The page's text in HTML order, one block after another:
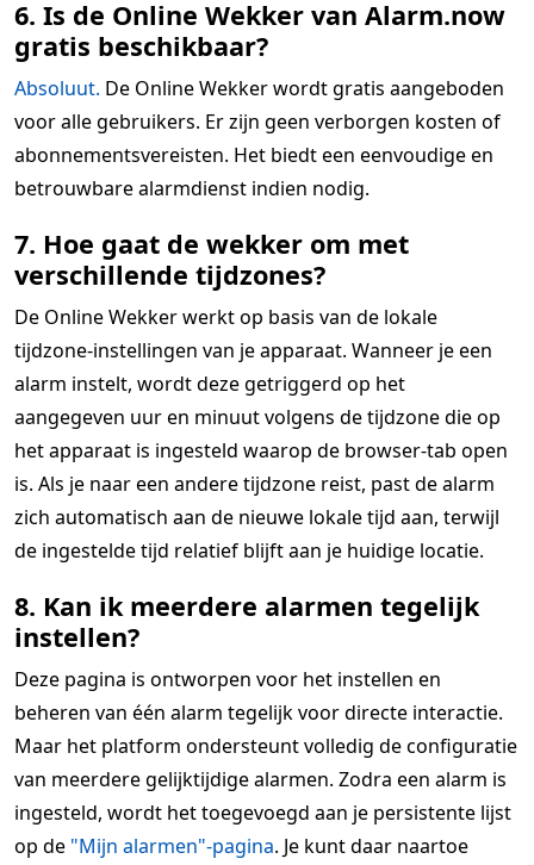
6. Is de Online Wekker van Alarm.now
gratis beschikbaar?
Absoluut. De Online Wekker wordt gratis aangeboden
voor alle gebruikers. Er zijn geen verborgen kosten of
abonnementsvereisten. Het biedt een eenvoudige en
betrouwbare alarmdienst indien nodig.
7. Hoe gaat de wekker om met
verschillende tijdzones?
De Online Wekker werkt op basis van de lokale
tijdzone-instellingen van je apparaat. Wanneer je een
alarm instelt, wordt deze getriggerd op het
aangegeven uur en minuut volgens de tijdzone die op
het apparaat is ingesteld waarop de browser-tab open
is. Als je naar een andere tijdzone reist, past de alarm
zich automatisch aan de nieuwe lokale tijd aan, terwijl
de ingestelde tijd relatief blijft aan je huidige locatie.
8. Kan ik meerdere alarmen tegelijk
instellen?
Deze pagina is ontworpen voor het instellen en
beheren van één alarm tegelijk voor directe interactie.
Maar het platform ondersteunt volledig de configuratie
van meerdere gelijktijdige alarmen. Zodra een alarm is
ingesteld, wordt het toegevoegd aan je persistente lijst
op de "Mijn alarmen"-pagina. Je kunt daar naartoe